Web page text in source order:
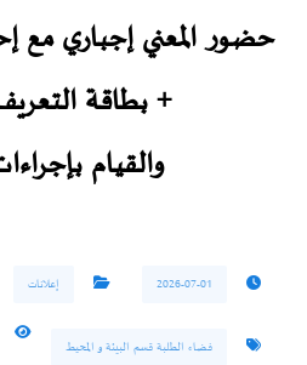
حضور المعني إجباري مع
+ بطاقة
والقيام
2026-07-01 إعلانات
فضاء الطلبة قسم البيئة و المحيط